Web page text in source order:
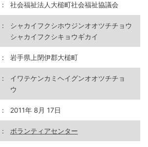
： 社会福祉法人大槌町社会福祉協議会
：
シャカイフクシホウジンオオツチチョウ
シャカイフクシキョウギカイ
： 岩手県上閉伊郡大槌町
：
イワテケンカミヘイグンオオツチチョ
ウ
： 2011年 8月 17日
： ボランティアセンター